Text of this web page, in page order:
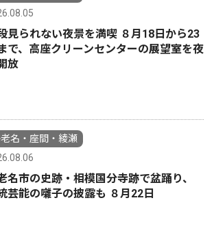
見られない夜景を満喫 ８月18日から23
で、高座クリーンセンターの展望室を夜
放
名・座間・綾瀬
名市の史跡・相模国分寺跡で盆踊り、
芸能の囃子の披露も ８月22日